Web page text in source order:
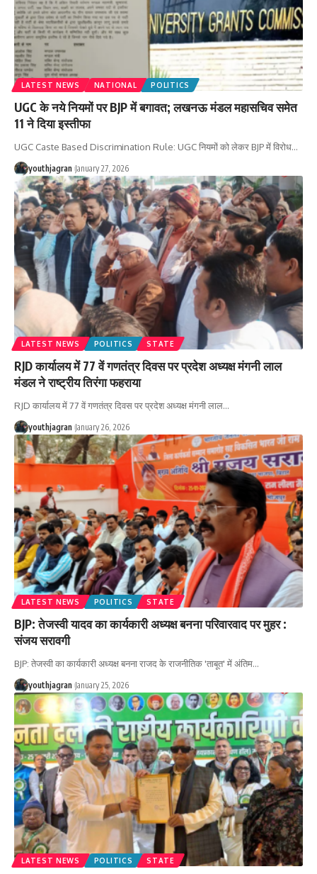
LATEST NEWS NATIONAL POLITICS
UGC के नये नियमों पर BJP में बगावत; लखनऊ मंडल महासचिव समेत
11 ने दिया इस्तीफा
UGC Caste Based Discrimination Rule: UGC नियमों को लेकर BJP में विरोध…
youthjagran January 27, 2026
LATEST NEWS POLITICS STATE
RJD कार्यालय में 77 वें गणतंत्र दिवस पर प्रदेश अध्यक्ष मंगनी लाल
मंडल ने राष्ट्रीय तिरंगा फहराया
RJD कार्यालय में 77 वें गणतंत्र दिवस पर प्रदेश अध्यक्ष मंगनी लाल…
youthjagran January 26, 2026
LATEST NEWS POLITICS STATE
‎‎BJP: तेजस्वी यादव का कार्यकारी अध्यक्ष बनना परिवारवाद पर मुहर :
संजय सरावगी
BJP: तेजस्वी का कार्यकारी अध्यक्ष बनना राजद के राजनीतिक 'ताबूत' में अंतिम…
youthjagran January 25, 2026
LATEST NEWS POLITICS STATE